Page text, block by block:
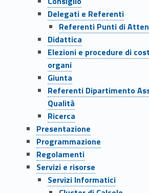
Delegati e Referenti
Referenti Punti di
Didattica
Elezioni e procedure di
organi
Giunta
Referenti Dipartimento
Qualità
Ricerca
Presentazione
Programmazione
Regolamenti
Servizi e risorse
Servizi Informatici